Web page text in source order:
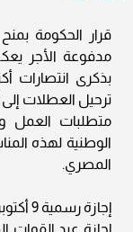
مدفوعة الأجر
بذكرى انتصارات
ترحيل العطلات إلى
متطلبات العمل
الوطنية لهذه
المصري.